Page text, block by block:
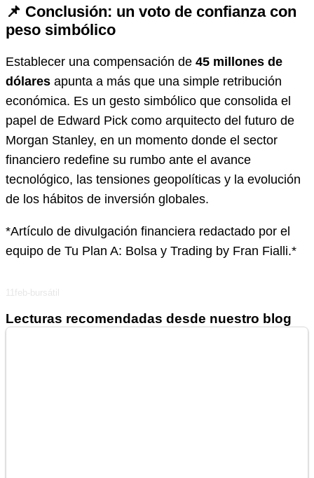
📌 Conclusión: un voto de confianza con
peso simbólico
Establecer una compensación de 45 millones de
dólares apunta a más que una simple retribución
económica. Es un gesto simbólico que consolida el
papel de Edward Pick como arquitecto del futuro de
Morgan Stanley, en un momento donde el sector
financiero redefine su rumbo ante el avance
tecnológico, las tensiones geopolíticas y la evolución
de los hábitos de inversión globales.
*Artículo de divulgación financiera redactado por el
equipo de Tu Plan A: Bolsa y Trading by Fran Fialli.*
11feb-bursátil
Lecturas recomendadas desde nuestro blog